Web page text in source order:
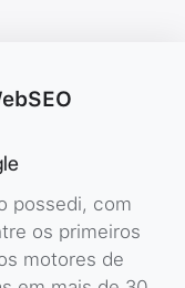
possedi, com
os primeiros
motores de